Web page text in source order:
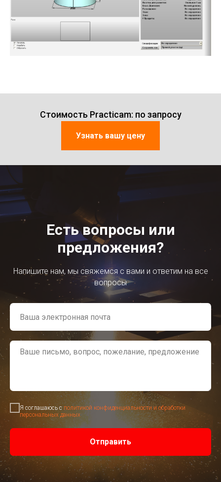
Стоимость Practicam: по запросу
Узнать вашу цену
Есть вопросы или
предложения?
Напишите нам, мы свяжемся с вами и ответим на все
вопросы
Я соглашаюсь сполитикой конфиденциальности и обработки
персональных данных
Отправить